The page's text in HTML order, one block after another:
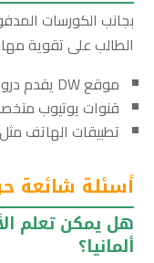
بجانب الكورسات
الطالب على تقوية
موقع DW يقدم دروسًا تفاعلية لجميع المستويات.
قنوات يوتيوب
تطبيقات الهاتف مثل
أسئلة شائعة
هل يمكن تعلم
ألمانيا؟